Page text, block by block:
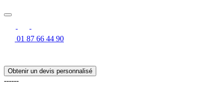
01 87 66 44 90
Obtenir un devis personnalisé
------